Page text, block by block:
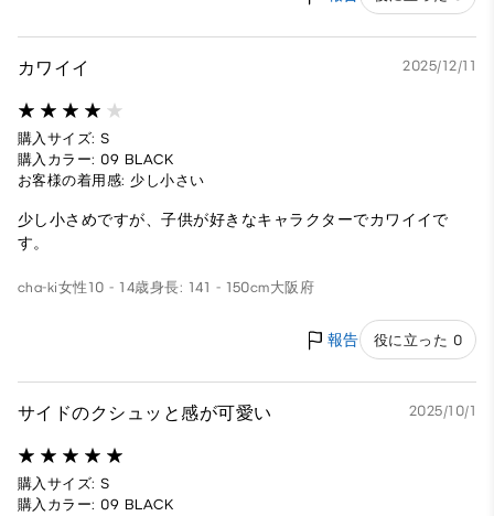
カワイイ 2025/12/11
購入サイズ: S
購入カラー: 09 BLACK
お客様の着用感: 少し小さい
少し小さめですが、子供が好きなキャラクターでカワイイで
す。
cha-ki女性 10 - 14歳身長: 141 - 150cm大阪府
報告 役に立った 0
サイドのクシュッと感が可愛い 2025/10/1
購入サイズ: S
購入カラー: 09 BLACK